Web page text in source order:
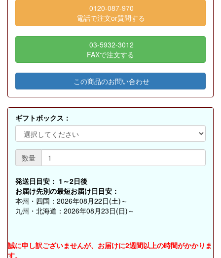
0120-087-970
電話で注文or質問する
03-5932-3012
FAXで注文する
この商品のお問い合わせ
ギフトボックス：
数量
発送日目安： 1～2日後
お届け先別の最短お届け日目安：
本州・四国：2026年08月22日(土)～
九州・北海道：2026年08月23日(日)～
誠に申し訳ございませんが、お届けに2週間以上の時間がかかりま
す。